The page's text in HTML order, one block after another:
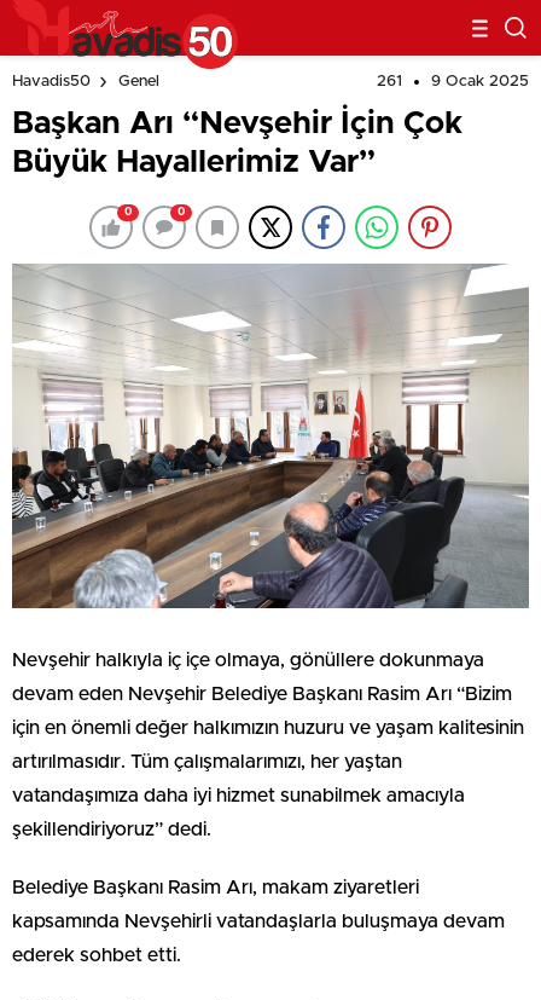
Havadis50 Genel 261 9 Ocak 2025
Başkan Arı “Nevşehir İçin Çok
Büyük Hayallerimiz Var”
0 0
Nevşehir halkıyla iç içe olmaya, gönüllere dokunmaya
devam eden Nevşehir Belediye Başkanı Rasim Arı “Bizim
için en önemli değer halkımızın huzuru ve yaşam kalitesinin
artırılmasıdır. Tüm çalışmalarımızı, her yaştan
vatandaşımıza daha iyi hizmet sunabilmek amacıyla
şekillendiriyoruz” dedi.
Belediye Başkanı Rasim Arı, makam ziyaretleri
kapsamında Nevşehirli vatandaşlarla buluşmaya devam
ederek sohbet etti.